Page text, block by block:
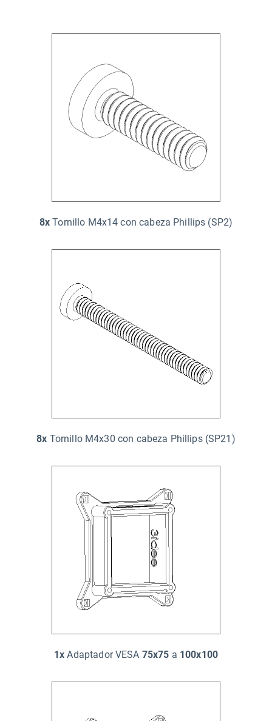
8x Tornillo M4x14 con cabeza Phillips (SP2)
8x Tornillo M4x30 con cabeza Phillips (SP21)
1x Adaptador VESA 75x75 a 100x100